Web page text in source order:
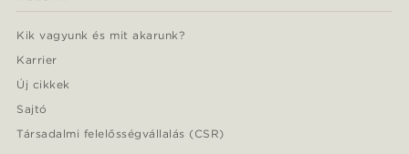
Kik vagyunk és mit akarunk?
Karrier
Új cikkek
Sajtó
Társadalmi felelősségvállalás (CSR)